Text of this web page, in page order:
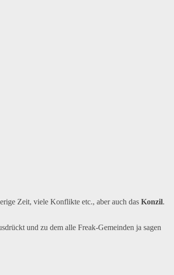
Zeit, viele Konflikte etc., aber auch das Konzil.
und zu dem alle Freak-Gemeinden ja sagen